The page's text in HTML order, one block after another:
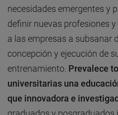
necesidades emergentes y
definir nuevas profesiones
a las empresas a subsanar
concepción y ejecución de
entrenamiento. Prevalece
universitarias una
que innovadora e